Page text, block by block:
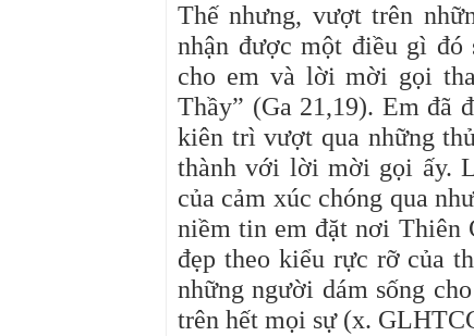
Thế nhưng, vượt trên
nhận được một điều gì đó
cho em và lời mời gọi
Thầy” (Ga 21,19). Em đã
kiên trì vượt qua những
thành với lời mời gọi ấy.
của cảm xúc chóng qua
niềm tin em đặt nơi Thiên
đẹp theo kiểu rực rỡ của
những người dám sống
trên hết mọi sự (x.